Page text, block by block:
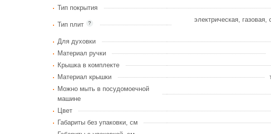
Тип покрытия
?
Тип плит
электрическая, газовая,
Для духовки
Материал ручки
Крышка в комплекте
Материал крышки
Можно мыть в посудомоечной
машине
Цвет
Габариты без упаковки, см